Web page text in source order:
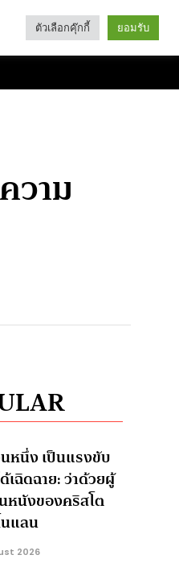
Categories
วาม
หนึ่ง เป็นแรงขับ
เฉิดฉาย: ว่าด้วยผู้
นังของคริสโต
นแลน
2026
ตัวเลือกคุ๊กกี้ ยอมรับ